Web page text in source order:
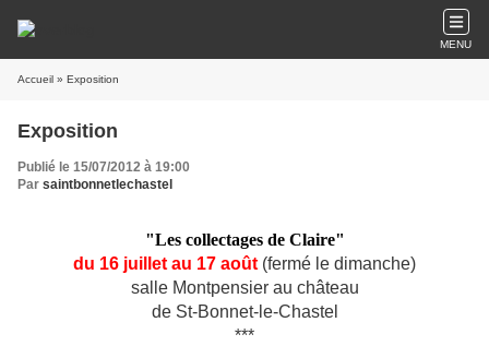
MENU
Accueil » Exposition
Exposition
Publié le 15/07/2012 à 19:00
Par saintbonnetlechastel
"Les collectages de Claire"
du 16 juillet au 17 août (fermé le dimanche)
salle Montpensier au château
de St-Bonnet-le-Chastel
***